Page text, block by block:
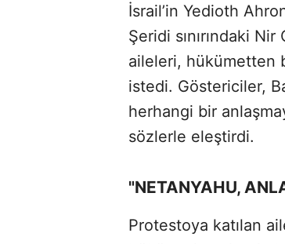
İsrail’in Yedioth
Şeridi sınırındaki
aileleri, hükümetten
istedi. Göstericiler,
herhangi bir
sözlerle eleştirdi.
"NETANYAHU,
Protestoya katılan